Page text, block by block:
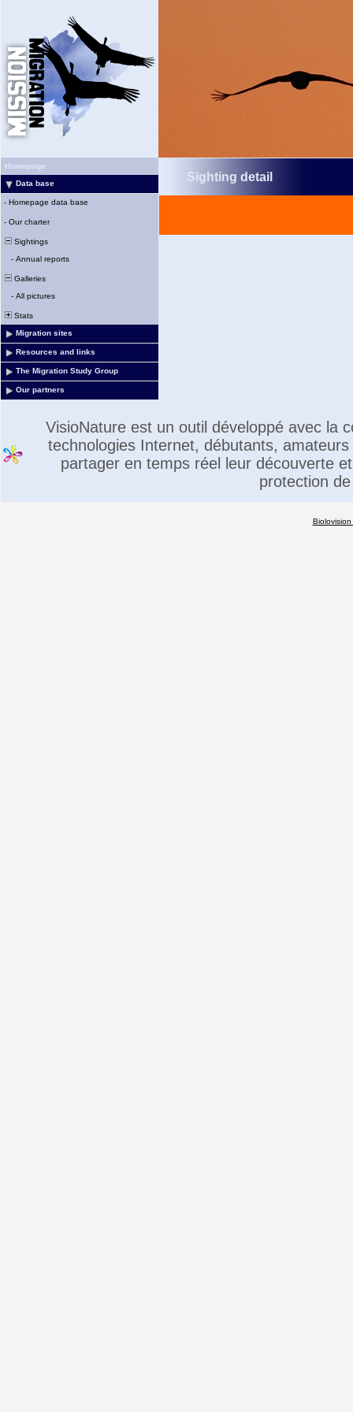
Homepage
Data base
- Homepage data base
- Our charter
Sightings
- Annual reports
Galleries
- All pictures
Stats
Migration sites
Resources and links
The Migration Study Group
Our partners
Sighting detail
VisioNature est un outil développé avec la
technologies Internet, débutants,
partager en temps réel leur découverte
protection
Biolovision